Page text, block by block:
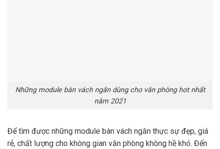
Những module bàn vách ngăn dùng cho văn phòng hot nhất
năm 2021
Để tìm được những module bàn vách ngăn thực sự đẹp, giá
rẻ, chất lượng cho không gian văn phòng không hề khó. Đến